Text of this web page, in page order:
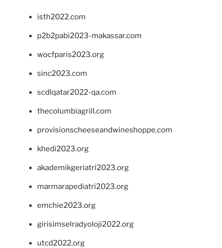
isth2022.com
p2b2pabi2023-makassar.com
wocfparis2023.org
sinc2023.com
scdlqatar2022-qa.com
thecolumbiagrill.com
provisionscheeseandwineshoppe.com
khedi2023.org
akademikgeriatri2023.org
marmarapediatri2023.org
emchie2023.org
girisimselradyoloji2022.org
utcd2022.org